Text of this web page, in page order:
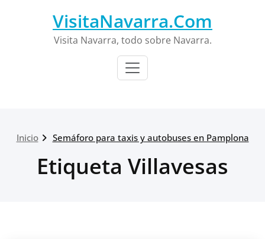
VisitaNavarra.Com
Visita Navarra, todo sobre Navarra.
Inicio Semáforo para taxis y autobuses en Pamplona
Etiqueta Villavesas